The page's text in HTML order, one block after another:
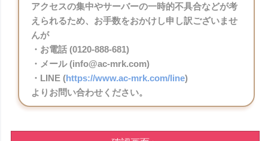
アクセスの集中やサーバーの一時的不具合などが考
えられるため、お手数をおかけし申し訳ございませ
んが
・お電話 (0120-888-681)
・メール (info@ac-mrk.com)
・LINE (https://www.ac-mrk.com/line)
よりお問い合わせください。